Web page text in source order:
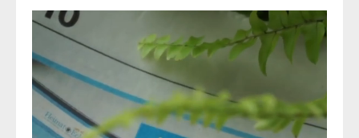
Player